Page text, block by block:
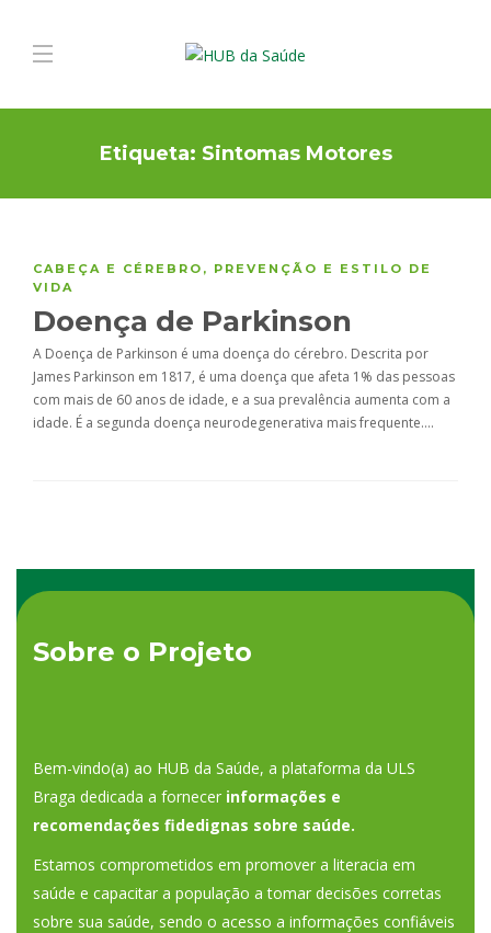
Etiqueta: Sintomas Motores
CABEÇA E CÉREBRO , PREVENÇÃO E ESTILO DE
VIDA
Doença de Parkinson
A Doença de Parkinson é uma doença do cérebro. Descrita por
James Parkinson em 1817, é uma doença que afeta 1% das pessoas
com mais de 60 anos de idade, e a sua prevalência aumenta com a
idade. É a segunda doença neurodegenerativa mais frequente….
Sobre o Projeto
Bem-vindo(a) ao HUB da Saúde, a plataforma da ULS
Braga dedicada a fornecer informações e
recomendações fidedignas sobre saúde.
Estamos comprometidos em promover a literacia em
saúde e capacitar a população a tomar decisões corretas
sobre sua saúde, sendo o acesso a informações confiáveis